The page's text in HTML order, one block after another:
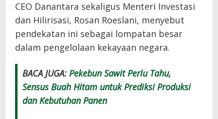
CEO Danantara sekaligus Menteri Investasi
dan Hilirisasi, Rosan Roeslani, menyebut
pendekatan ini sebagai lompatan besar
dalam pengelolaan kekayaan negara.
BACA JUGA: Pekebun Sawit Perlu Tahu,
Sensus Buah Hitam untuk Prediksi Produksi
dan Kebutuhan Panen